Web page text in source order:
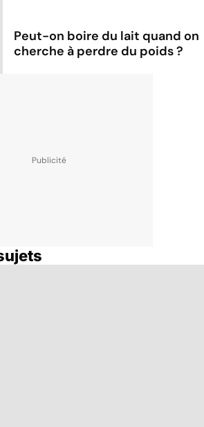
Peut-on boire du lait quand on
cherche à perdre du poids ?